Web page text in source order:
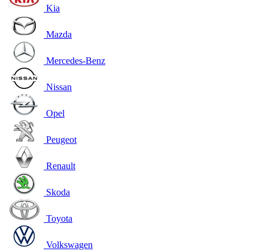
Kia
Mazda
Mercedes-Benz
Nissan
Opel
Peugeot
Renault
Skoda
Toyota
Volkswagen